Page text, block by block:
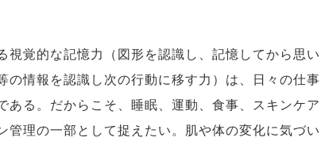
視覚的な記憶力（図形を認識し、記憶してから思い
の情報を認識し次の行動に移す力）は、日々の仕事
ある。だからこそ、睡眠、運動、食事、スキンケア
管理の一部として捉えたい。肌や体の変化に気づい